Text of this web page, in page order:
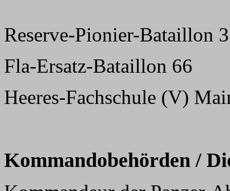
Reserve-Pionier-Bataillon
Fla-Ersatz-Bataillon 66
Heeres-Fachschule (V)
Kommandobehörden /